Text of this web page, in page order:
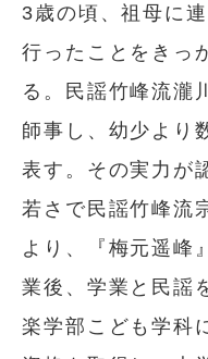
3歳の頃、祖母に
行ったことをきっ
る。民謡竹峰流瀧
師事し、幼少より
表す。その実力が
若さで民謡竹峰流
より、『梅元遥峰
業後、学業と民謡
楽学部こども学科